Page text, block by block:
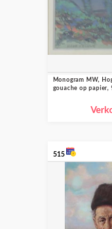
Monogram MW,
gouache op papier,
515